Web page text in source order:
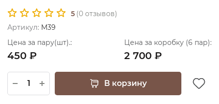
5 (0 отзывов)
Артикул: M39
Цена за пару(шт).:
450 ₽
Цена за коробку (6 пар):
2 700 ₽
В корзину